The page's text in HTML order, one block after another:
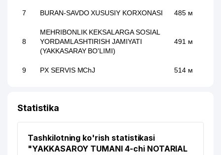
7 BURAN-SAVDO XUSUSIY KORXONASI 485 м
8
MEHRIBONLIK KEKSALARGA SOSIAL
YORDAMLASHTIRISH JAMIYATI
(YAKKASARAY BO'LIMI)
491 м
9 PX SERVIS MChJ 514 м
10
JIHATDAN TARTIBGA SOLISH ILMIY-
11 GAS SMART GROUP MChJ 576 м
Statistika
Tashkilotning ko'rish statistikasi
"YAKKASAROY TUMANI 4-chi NOTARIAL